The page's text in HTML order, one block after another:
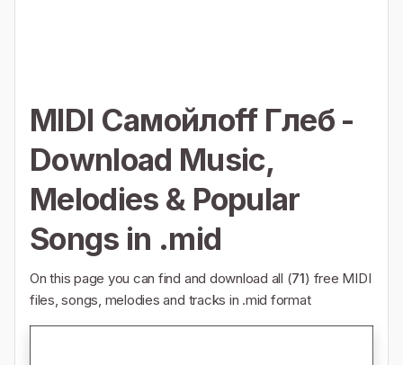
MIDI Самойлоff Глеб -
Download Music,
Melodies & Popular
Songs in .mid
On this page you can find and download all (71) free MIDI
files, songs, melodies and tracks in .mid format